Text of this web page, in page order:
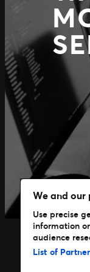
We and our
Use precise
information
audience
List of